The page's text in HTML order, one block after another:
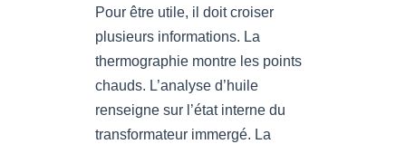
Pour être utile, il doit croiser
plusieurs informations. La
thermographie montre les points
chauds. L’analyse d’huile
renseigne sur l’état interne du
transformateur immergé. La